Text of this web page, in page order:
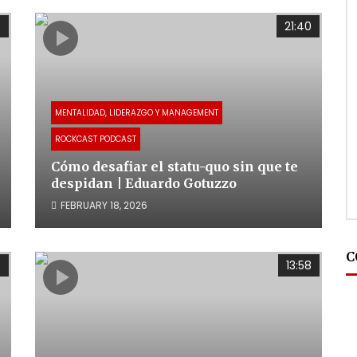
21:40
MENTALIDAD, LIDERAZGO Y MANAGEMENT
ROCKCAST PODCAST
Cómo desafiar el statu-quo sin que te
despidan | Eduardo Gotuzzo
FEBRUARY 18, 2026
13:58